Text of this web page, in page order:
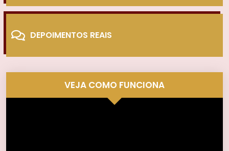
DEPOIMENTOS REAIS
VEJA COMO FUNCIONA